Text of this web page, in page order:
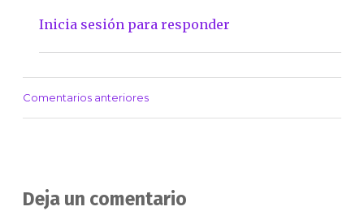
Inicia sesión para responder
Navegación
Comentarios anteriores
Deja un comentario